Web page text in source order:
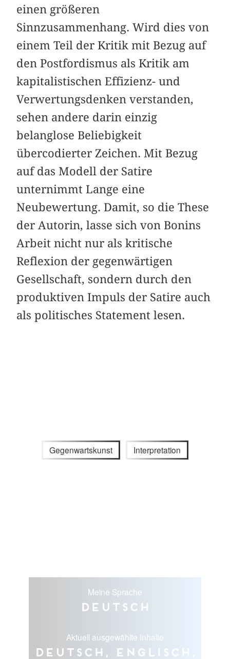
einen größeren
Sinnzusammenhang. Wird dies von
einem Teil der Kritik mit Bezug auf
den Postfordismus als Kritik am
kapitalistischen Effizienz- und
Verwertungsdenken verstanden,
sehen andere darin einzig
belanglose Beliebigkeit
übercodierter Zeichen. Mit Bezug
auf das Modell der Satire
unternimmt Lange eine
Neubewertung. Damit, so die These
der Autorin, lasse sich von Bonins
Arbeit nicht nur als kritische
Reflexion der gegenwärtigen
Gesellschaft, sondern durch den
produktiven Impuls der Satire auch
als politisches Statement lesen.
Gegenwartskunst Interpretation
Meine Sprache
Deutsch
Aktuell ausgewählte Inhalte
Deutsch, Englisch,